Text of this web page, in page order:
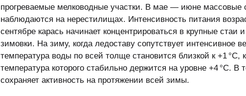
прогреваемые мелководные участки. В мае — июне массовые
наблюдаются на нерестилищах. Интенсивность питания
сентябре карась начинает концентрироваться в крупные стаи
зимовки. На зиму, когда ледоставу сопутствует интенсивное
температура воды по всей толще становится близкой к +1 °C,
температура которого стабильно держится на уровне +4 °C. В
сохраняет активность на протяжении всей зимы.